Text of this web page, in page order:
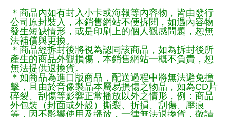
＊商品內如有封入小卡或海報等內容物，皆由發行
公司原封裝入，本銷售網站不便拆閱，如遇內容物
發生短缺情形，或是印刷上的個人觀感問題，恕無
法補償與更換。
＊商品經拆封後將視為認同該商品，如為拆封後所
產生的商品外觀損傷，本銷售網站一概不負責，恕
無法提供退換貨。
＊如商品為進口版商品，配送過程中將無法避免撞
擊，且由於音像製品本屬易損傷之物品，如為CD片
碎裂、刮傷等影響正常播放以外之情形，例：商品
外包裝（封面或外殼）撕裂、折損、刮傷、壓痕
等，因不影響使用及播放，一律無法退換貨，敬請